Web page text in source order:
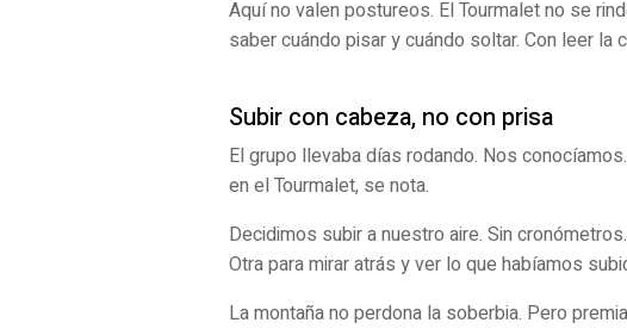
Aquí no valen postureos. El Tourmalet no se
saber cuándo pisar y cuándo soltar. Con leer
Subir con cabeza, no con prisa
El grupo llevaba días rodando. Nos
en el Tourmalet, se nota.
Decidimos subir a nuestro aire. Sin
Otra para mirar atrás y ver lo que habíamos
La montaña no perdona la soberbia. Pero